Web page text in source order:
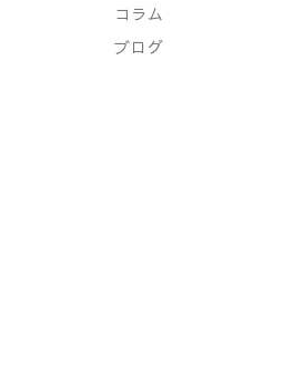
コラム
ブログ